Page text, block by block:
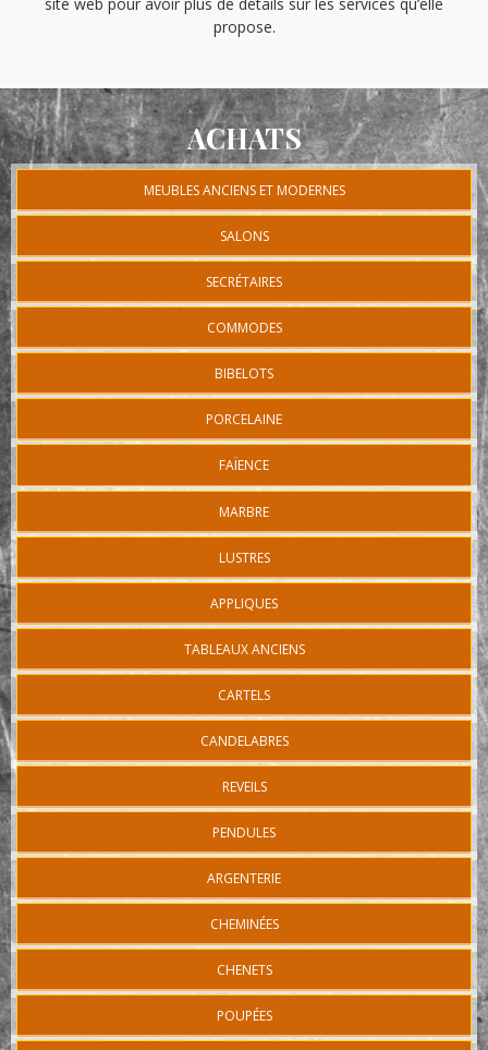
propose.
ACHATS
MEUBLES ANCIENS ET MODERNES
SALONS
SECRÉTAIRES
COMMODES
BIBELOTS
PORCELAINE
FAÏENCE
MARBRE
LUSTRES
APPLIQUES
TABLEAUX ANCIENS
CARTELS
CANDELABRES
REVEILS
PENDULES
ARGENTERIE
CHEMINÉES
CHENETS
POUPÉES